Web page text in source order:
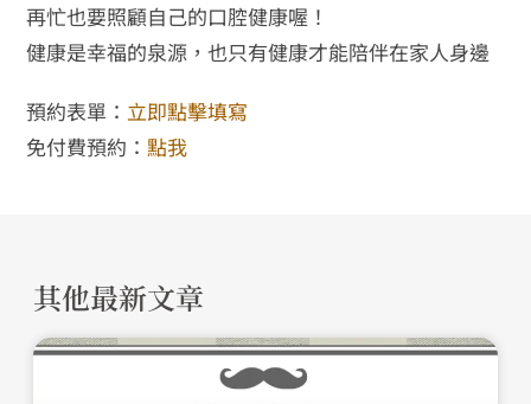
再忙也要照顧自己的口腔健康喔！
健康是幸福的泉源，也只有健康才能陪伴在家人身邊
預約表單： 立即點擊填寫
免付費預約：點我
其他最新文章